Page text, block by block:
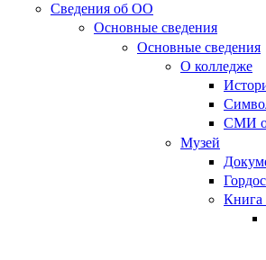
Сведения об ОО
Основные сведения
Основные сведения
О колледже
СМИ
Музей
Книга